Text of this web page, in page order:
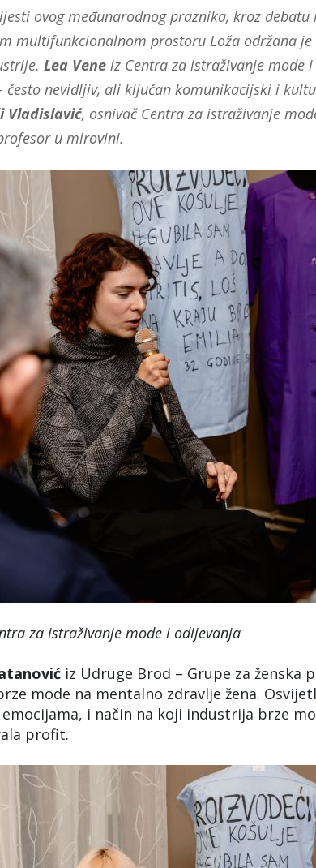
ovog međunarodnog praznika, kroz
multifunkcionalnom prostoru Loža održana
Lea Vene iz Centra za istraživanje mode
često nevidljiv, ali ključan komunikacijski i
Vladislavić, osnivač Centra za istraživanje
u mirovini.
za istraživanje mode i odijevanja
iz Udruge Brod – Grupe za ženska
mode na mentalno zdravlje žena.
emocijama, i način na koji industrija brze
profit.